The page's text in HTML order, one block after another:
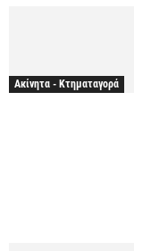
Ακίνητα - Κτηματαγορά